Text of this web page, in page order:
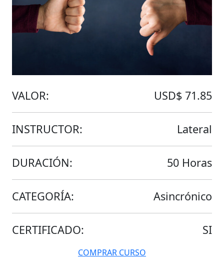
VALOR: USD$ 71.85
INSTRUCTOR: Lateral
DURACIÓN: 50 Horas
CATEGORÍA: Asincrónico
CERTIFICADO: SI
COMPRAR CURSO